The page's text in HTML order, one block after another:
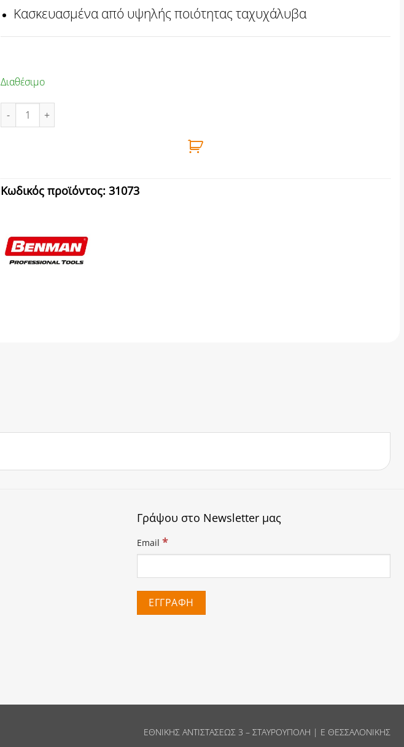
Κασκευασμένα από υψηλής ποιότητας ταχυχάλυβα
Διαθέσιμο
ΤΡΥΠΑΝΙ ΑΕΡΟΣ HSS DIN 338 11mm BENMAN ποσότητα
Κωδικός προϊόντος: 31073
Γράψου στο Newsletter μας
Email *
ΕΘΝΙΚΗΣ ΑΝΤΙΣΤΑΣΕΩΣ 3 – ΣΤΑΥΡΟΥΠΟΛΗ | Ε ΘΕΣΣΑΛΟΝΙΚΗΣ